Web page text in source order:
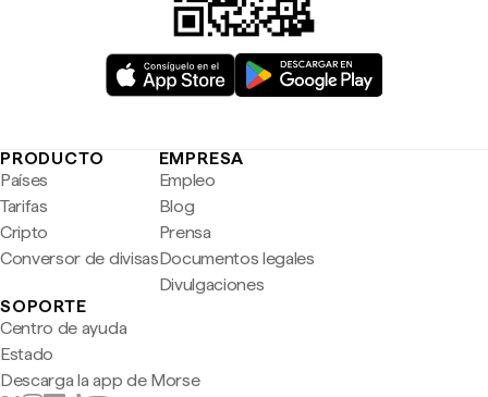
PRODUCTO
Países
Tarifas
Cripto
Conversor de divisas
EMPRESA
Empleo
Blog
Prensa
Documentos legales
Divulgaciones
SOPORTE
Centro de ayuda
Estado
Descarga la app de Morse